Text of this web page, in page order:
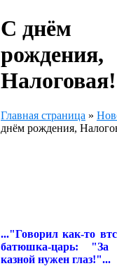
С днём
рождения,
Налоговая!
Главная страница »
днём рождения,
..."Говорил как-то
батюшка-царь: "За
казной нужен глаз!"...